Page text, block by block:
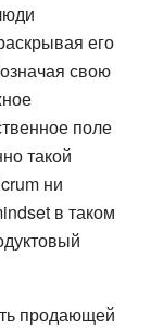
его
свою
поле
такой
ни
в таком
продающей